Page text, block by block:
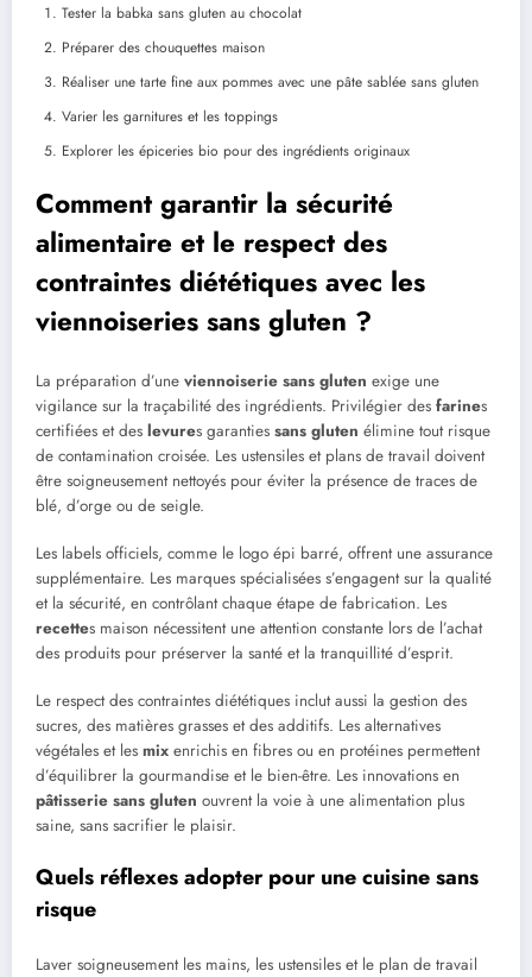
Tester la babka sans gluten au chocolat
Préparer des chouquettes maison
Réaliser une tarte fine aux pommes avec une pâte sablée sans gluten
Varier les garnitures et les toppings
Explorer les épiceries bio pour des ingrédients originaux
Comment garantir la sécurité
alimentaire et le respect des
contraintes diététiques avec les
viennoiseries sans gluten ?
La préparation d’une viennoiserie sans gluten exige une
vigilance sur la traçabilité des ingrédients. Privilégier des farines
certifiées et des levures garanties sans gluten élimine tout risque
de contamination croisée. Les ustensiles et plans de travail doivent
être soigneusement nettoyés pour éviter la présence de traces de
blé, d’orge ou de seigle.
Les labels officiels, comme le logo épi barré, offrent une assurance
supplémentaire. Les marques spécialisées s’engagent sur la qualité
et la sécurité, en contrôlant chaque étape de fabrication. Les
recettes maison nécessitent une attention constante lors de l’achat
des produits pour préserver la santé et la tranquillité d’esprit.
Le respect des contraintes diététiques inclut aussi la gestion des
sucres, des matières grasses et des additifs. Les alternatives
végétales et les mix enrichis en fibres ou en protéines permettent
d’équilibrer la gourmandise et le bien-être. Les innovations en
pâtisserie sans gluten ouvrent la voie à une alimentation plus
saine, sans sacrifier le plaisir.
Quels réflexes adopter pour une cuisine sans
risque
Laver soigneusement les mains, les ustensiles et le plan de travail